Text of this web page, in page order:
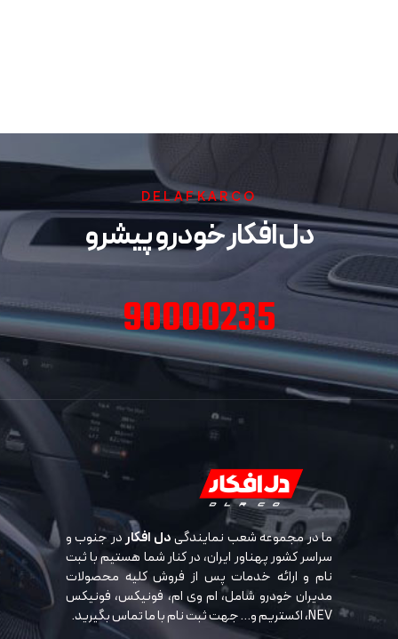
DELAFKARCO
دل افکار خودرو پیشرو
90000235
ما در مجموعه شعب نمایندگیدل افکاردر جنوب و
سراسر کشور پهناور ایران، در کنار شما هستیم با ثبت
نام و ارائه خدمات پس از فروش کلیه محصولات
مدیران خودرو شامل، ام وی ام، فونیکس، فونیکس
NEV، اکستریم و… جهت ثبت نام با ما تماس بگیرید.